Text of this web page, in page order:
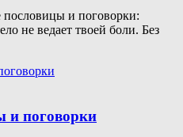
и поговорки:
не ведает твоей боли. Без
и поговорки